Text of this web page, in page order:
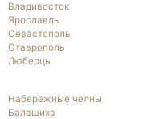
Владивосток
Ярославль
Севастополь
Ставрополь
Люберцы
Набережные челны
Балашиха